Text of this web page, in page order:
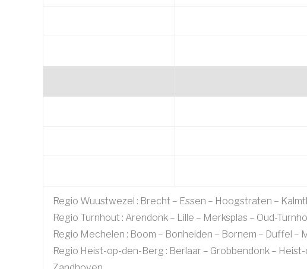
Regio Wuustwezel : Brecht – Essen – Hoogstraten –
Regio Turnhout : Arendonk – Lille – Merksplas – Oud-
Regio Mechelen : Boom – Bonheiden – Bornem – Duffel
Regio Heist-op-den-Berg : Berlaar – Grobbendonk –